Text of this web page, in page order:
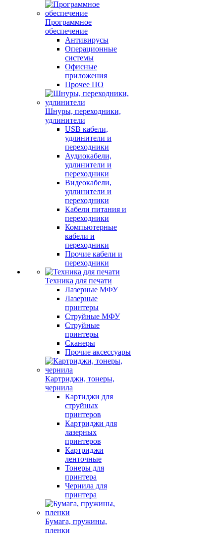
Программное
обеспечение
Антивирусы
Операционные
системы
Офисные
приложения
Прочее ПО
Шнуры, переходники,
удлинители
USB кабели,
удлинители и
переходники
Аудиокабели,
удлинители и
переходники
Видеокабели,
удлинители и
переходники
Кабели питания и
переходники
Компьютерные
кабели и
переходники
Прочие кабели и
переходники
Техника для печати
Лазерные МФУ
Лазерные
принтеры
Струйные МФУ
Струйные
принтеры
Сканеры
Прочие аксессуары
Картриджи, тонеры,
чернила
Картиджи для
струйных
принтеров
Картриджи для
лазерных
принтеров
Картриджи
ленточные
Тонеры для
принтера
Чернила для
принтера
Бумага, пружины,
пленки